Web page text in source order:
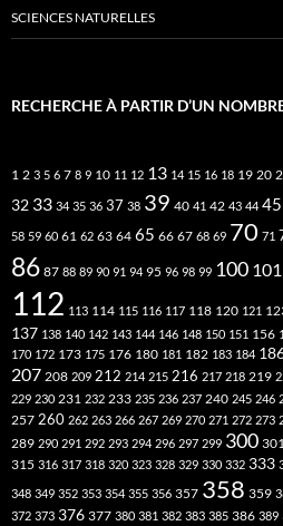
SCIENCES NATURELLES
RECHERCHE À PARTIR D’UN
1 2 3 5 6 7 8 9 10 11 12 13 14 15 16 18 19 20
32 33 34 35 36 37 38 39 40 41 42 43 44 45
58 59 60 61 62 63 64 65 66 67 68 69 70 71
86 87 88 89 90 91 94 95 96 98 99 100 101
112 113 114 115 116 117 118 120 121
137 138 140 142 143 144 146 148 150 151 156
170 172 173 175 176 180 181 182 183 184
207 208 209 212 214 215 216 217 218 219
229 230 231 232 233 235 236 237 240 245 246
257 260 262 263 266 267 269 270 271 272 273
289 290 291 292 293 294 296 297 299 300
315 316 317 318 320 323 328 329 330 332 333
348 349 352 353 354 355 356 357 358 359
372 373 376 377 380 381 382 383 385 386 389